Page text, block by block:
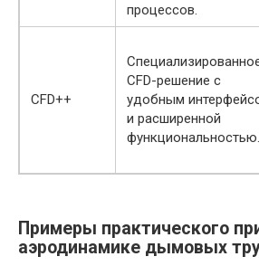
процессов.
CFD++
CFD-решение с
удобным
и расширенной
функциональностью.
Примеры практического
аэродинамике дымовых